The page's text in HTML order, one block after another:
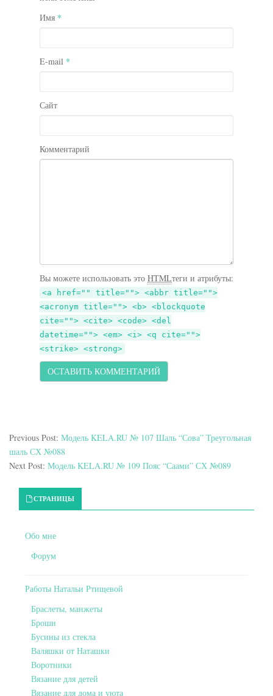
Имя *
E-mail *
Сайт
Комментарий
Вы можете использовать это HTMLтеги и атрибуты:
<a href="" title=""> <abbr title="">
<acronym title=""> <b> <blockquote
cite=""> <cite> <code> <del
datetime=""> <em> <i> <q cite="">
<strike> <strong>
Previous Post: Модель KELA.RU № 107 Шаль “Сова” Треугольная
шаль СХ №088
Next Post: Модель KELA.RU № 109 Пояс “Саами” СХ №089
Primary Sidebar
СТРАНИЦЫ
Обо мне
Форум
Работы Натальи Ртищевой
Браслеты, манжеты
Броши
Бусины из стекла
Валяшки от Наташки
Воротники
Вязание для детей
Вязание для дома и уюта